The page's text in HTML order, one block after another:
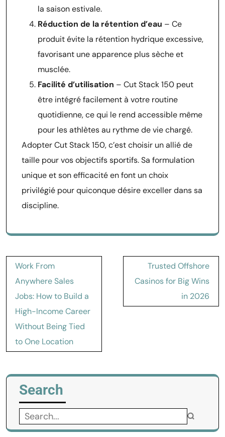
la saison estivale.
Réduction de la rétention d’eau – Ce
produit évite la rétention hydrique excessive,
favorisant une apparence plus sèche et
musclée.
Facilité d’utilisation – Cut Stack 150 peut
être intégré facilement à votre routine
quotidienne, ce qui le rend accessible même
pour les athlètes au rythme de vie chargé.
Adopter Cut Stack 150, c’est choisir un allié de
taille pour vos objectifs sportifs. Sa formulation
unique et son efficacité en font un choix
privilégié pour quiconque désire exceller dans sa
discipline.
Post
navigation
Work From
Anywhere Sales
Jobs: How to Build a
High-Income Career
Without Being Tied
to One Location
Trusted Offshore
Casinos for Big Wins
in 2026
Search
Search
for: